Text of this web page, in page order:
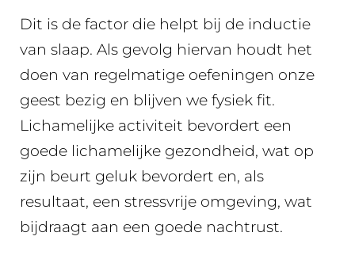
Dit is de factor die helpt bij de inductie
van slaap. Als gevolg hiervan houdt het
doen van regelmatige oefeningen onze
geest bezig en blijven we fysiek fit.
Lichamelijke activiteit bevordert een
goede lichamelijke gezondheid, wat op
zijn beurt geluk bevordert en, als
resultaat, een stressvrije omgeving, wat
bijdraagt aan een goede nachtrust.